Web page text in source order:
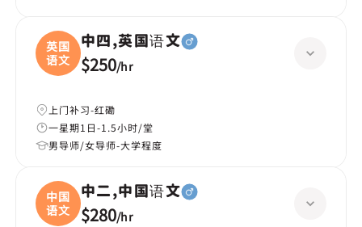
英国
语文
中四,英国语文
$250/hr
上门补习-红磡
一星期1日-1.5小时/堂
男导师/女导师-大学程度
中国
语文
中二,中国语文
$280/hr